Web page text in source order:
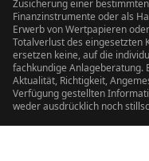
Zusicherung einer
Finanzinstrumente oder als
Erwerb von Wertpapieren
Totalverlust des eingesetzten
ersetzen keine, auf die
fachkundige Anlageberatung.
Aktualität, Richtigkeit,
Verfügung gestellten
weder ausdrücklich noch